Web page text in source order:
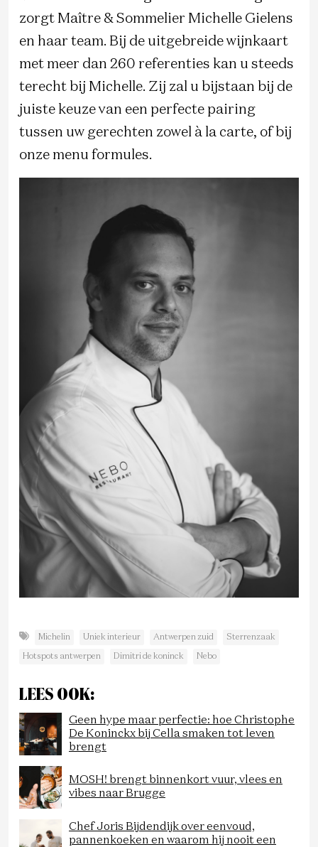
zorgt Maître & Sommelier Michelle Gielens
en haar team. Bij de uitgebreide wijnkaart
met meer dan 260 referenties kan u steeds
terecht bij Michelle. Zij zal u bijstaan bij de
juiste keuze van een perfecte pairing
tussen uw gerechten zowel à la carte, of bij
onze menu formules.
Michelin Uniek interieur Antwerpen zuid Sterrenzaak
Hotspots antwerpen Dimitri de koninck Nebo
LEES OOK:
Geen hype maar perfectie: hoe Christophe
De Koninckx bij Cella smaken tot leven
brengt
MOSH! brengt binnenkort vuur, vlees en
vibes naar Brugge
Chef Joris Bijdendijk over eenvoud,
pannenkoeken en waarom hij nooit een